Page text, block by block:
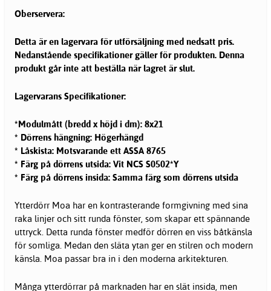
Oberservera:
Detta är en lagervara för utförsäljning med nedsatt pris.
Nedanstående specifikationer gäller för produkten. Denna
produkt går inte att beställa när lagret är slut.
Lagervarans Specifikationer:
*Modulmått (bredd x höjd i dm): 8x21
* Dörrens hängning: Högerhängd
* Låskista: Motsvarande ett ASSA 8765
* Färg på dörrens utsida: Vit NCS S0502*Y
* Färg på dörrens insida: Samma färg som dörrens utsida
Ytterdörr Moa har en kontrasterande formgivning med sina
raka linjer och sitt runda fönster, som skapar ett spännande
uttryck. Detta runda fönster medför dörren en viss båtkänsla
för somliga. Medan den släta ytan ger en stilren och modern
känsla. Moa passar bra in i den moderna arkitekturen.
Många ytterdörrar på marknaden har en slät insida, men